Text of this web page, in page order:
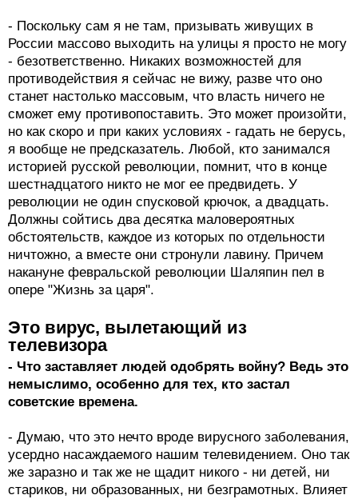
- Поскольку сам я не там, призывать живущих в
России массово выходить на улицы я просто не могу
- безответственно. Никаких возможностей для
противодействия я сейчас не вижу, разве что оно
станет настолько массовым, что власть ничего не
сможет ему противопоставить. Это может произойти,
но как скоро и при каких условиях - гадать не берусь,
я вообще не предсказатель. Любой, кто занимался
историей русской революции, помнит, что в конце
шестнадцатого никто не мог ее предвидеть. У
революции не один спусковой крючок, а двадцать.
Должны сойтись два десятка маловероятных
обстоятельств, каждое из которых по отдельности
ничтожно, а вместе они стронули лавину. Причем
накануне февральской революции Шаляпин пел в
опере "Жизнь за царя".
Это вирус, вылетающий из
телевизора
- Что заставляет людей одобрять войну? Ведь это
немыслимо, особенно для тех, кто застал
советские времена.
- Думаю, что это нечто вроде вирусного заболевания,
усердно насаждаемого нашим телевидением. Оно так
же заразно и так же не щадит никого - ни детей, ни
стариков, ни образованных, ни безграмотных. Влияет